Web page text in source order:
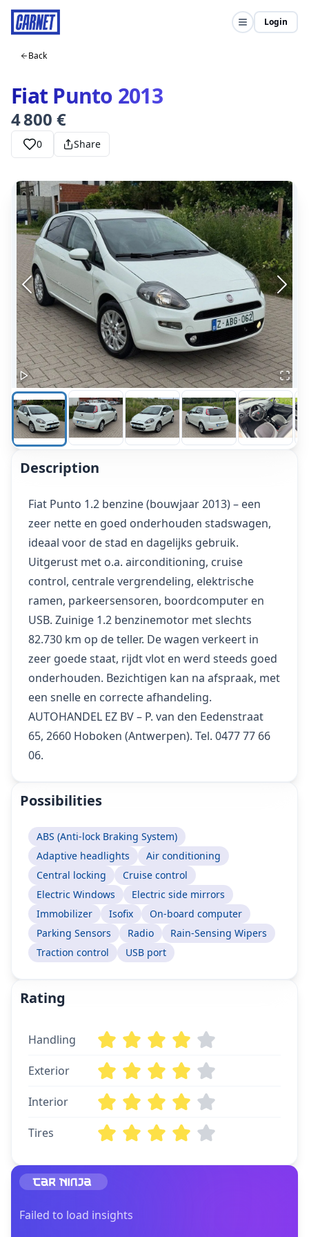
Login
Back
Fiat Punto 2013
4 800 €
0 Share
Description
Fiat Punto 1.2 benzine (bouwjaar 2013) – een
zeer nette en goed onderhouden stadswagen,
ideaal voor de stad en dagelijks gebruik.
Uitgerust met o.a. airconditioning, cruise
control, centrale vergrendeling, elektrische
ramen, parkeersensoren, boordcomputer en
USB. Zuinige 1.2 benzinemotor met slechts
82.730 km op de teller. De wagen verkeert in
zeer goede staat, rijdt vlot en werd steeds goed
onderhouden. Bezichtigen kan na afspraak, met
een snelle en correcte afhandeling.
AUTOHANDEL EZ BV – P. van den Eedenstraat
65, 2660 Hoboken (Antwerpen). Tel. 0477 77 66
06.
Possibilities
ABS (Anti-lock Braking System)
Adaptive headlights
Air conditioning
Central locking
Cruise control
Electric Windows
Electric side mirrors
Immobilizer
Isofix
On-board computer
Parking Sensors
Radio
Rain-Sensing Wipers
Traction control
USB port
Rating
Handling
Exterior
Interior
Tires
Failed to load insights